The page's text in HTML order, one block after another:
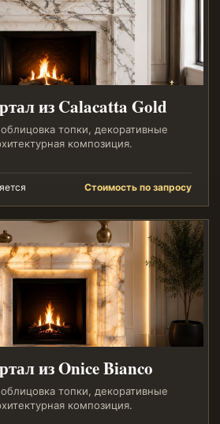
из Calacatta Gold
топки, декоративные
композиция.
Стоимость по запросу
из Onice Bianco
топки, декоративные
композиция.